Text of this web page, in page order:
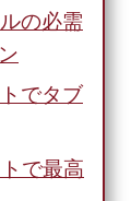
の必需
でタブ
で最高